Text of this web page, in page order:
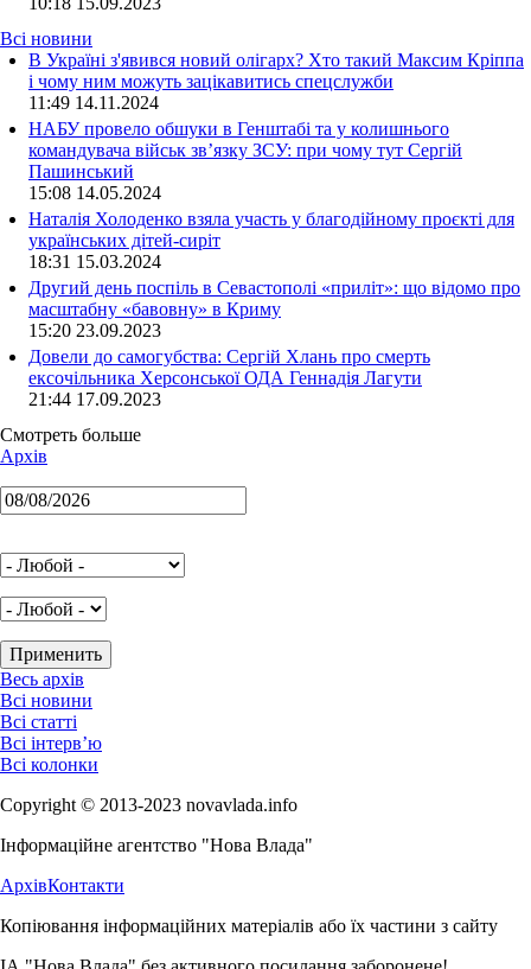
Всі новини
В Україні з'явився новий олігарх? Хто такий Максим Кріппа
і чому ним можуть зацікавитись спецслужби
11:49 14.11.2024
НАБУ провело обшуки в Генштабі та у колишнього
командувача військ зв’язку ЗСУ: при чому тут Сергій
Пашинський
15:08 14.05.2024
Наталія Холоденко взяла участь у благодійному проєкті для
українських дітей-сиріт
18:31 15.03.2024
Другий день поспіль в Севастополі «приліт»: що відомо про
масштабну «бавовну» в Криму
15:20 23.09.2023
Довели до самогубства: Сергій Хлань про смерть
ексочільника Херсонської ОДА Геннадія Лагути
21:44 17.09.2023
Смотреть больше
Архів
Весь архів
Всі новини
Всі статті
Всі інтерв’ю
Всі колонки
Copyright © 2013-2023 novavlada.info
Інформаційне агентство "Нова Влада"
АрхівКонтакти
Копіювання інформаційних матеріалів або їх частини з сайту